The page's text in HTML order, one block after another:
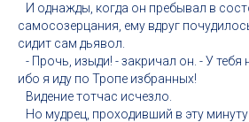
И однажды, когда он пребывал в
самосозерцания, ему вдруг
сидит сам дьявол.
- Прочь, изыди! - закричал он. - У тебя
ибо я иду по Тропе избранных!
Видение тотчас исчезло.
Но мудрец, проходивший в эту